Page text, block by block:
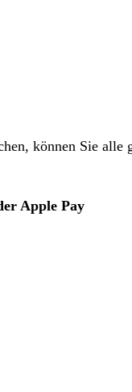
können Sie
Apple Pay